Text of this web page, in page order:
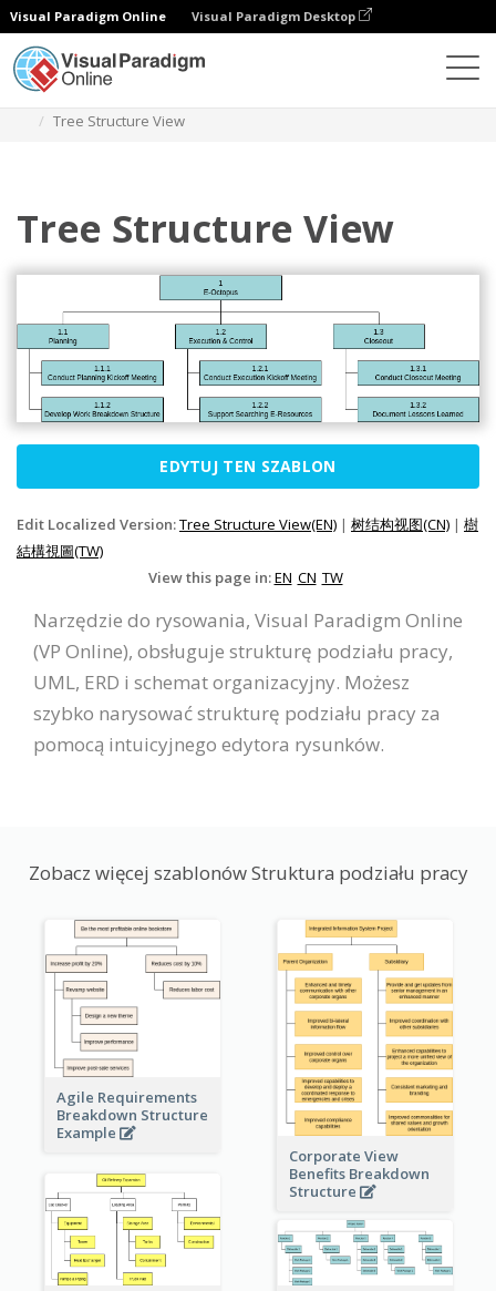
Visual Paradigm Online Visual Paradigm Desktop
Tree Structure View
Tree Structure View
EDYTUJ TEN SZABLON
Edit Localized Version:Tree Structure View(EN) | 树结构视图(CN) | 樹
結構視圖(TW)
View this page in:EN CN TW
Narzędzie do rysowania, Visual Paradigm Online
(VP Online), obsługuje strukturę podziału pracy,
UML, ERD i schemat organizacyjny. Możesz
szybko narysować strukturę podziału pracy za
pomocą intuicyjnego edytora rysunków.
Zobacz więcej szablonów Struktura podziału pracy
Agile Requirements
Breakdown Structure
Example
Corporate View
Benefits Breakdown
Structure